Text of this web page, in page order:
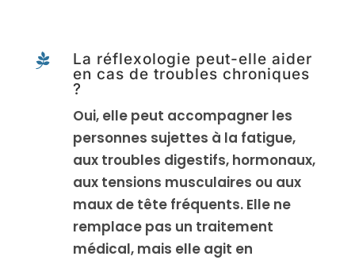

La réflexologie peut-elle aider
en cas de troubles chroniques
?
Oui, elle peut accompagner les
personnes sujettes à la fatigue,
aux troubles digestifs, hormonaux,
aux tensions musculaires ou aux
maux de tête fréquents. Elle ne
remplace pas un traitement
médical, mais elle agit en